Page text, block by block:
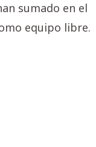
sumado en el
equipo libre.